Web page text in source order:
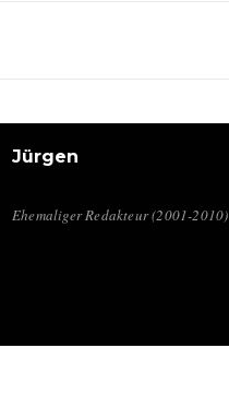
Jürgen
Ehemaliger Redakteur (2001-2010)